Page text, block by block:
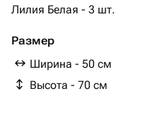
Лилия Белая - 3 шт.
Размер
Ширина - 50 см
Высота - 70 см